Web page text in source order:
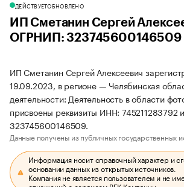
ДЕЙСТВУЕТОБНОВЛЕНО
ИП Сметанин Сергей
ОГРНИП: 323745600146509
ИП Сметанин Сергей Алексеевич
19.09.2023, в регионе — Челябинская
деятельности: Деятельность в области
присвоены реквизиты ИНН:
323745600146509.
Данные получены из публичных государственных
Информация носит справочный характер и
основании данных из открытых источников.
Компания не является пользователем и не